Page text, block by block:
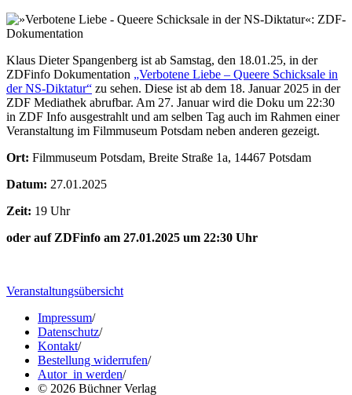
Klaus Dieter Spangenberg ist ab Samstag, den 18.01.25, in der
ZDFinfo Dokumentation „Verbotene Liebe – Queere Schicksale in
der NS-Diktatur“ zu sehen. Diese ist ab dem 18. Januar 2025 in der
ZDF Mediathek abrufbar. Am 27. Januar wird die Doku um 22:30
in ZDF Info ausgestrahlt und am selben Tag auch im Rahmen einer
Veranstaltung im Filmmuseum Potsdam neben anderen gezeigt.
Ort: Filmmuseum Potsdam, Breite Straße 1a, 14467 Potsdam
Datum: 27.01.2025
Zeit: 19 Uhr
oder auf ZDFinfo am 27.01.2025 um 22:30 Uhr
Veranstaltungsübersicht
Impressum/
Datenschutz/
Kontakt/
Bestellung widerrufen/
Autor_in werden/
© 2026 Büchner Verlag